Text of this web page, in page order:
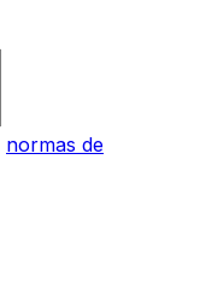
normas de